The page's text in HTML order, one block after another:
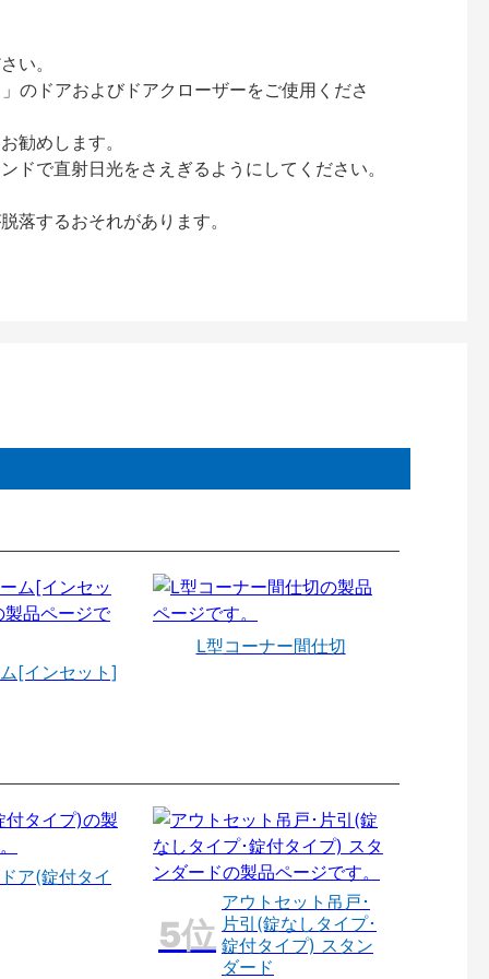
い。
のドアおよびドアクローザーをご使用くださ
勧めします。
で直射日光をさえぎるようにしてください。
するおそれがあります。
[インセット]
L型コーナー間仕切
ア(錠付タイ
アウトセット吊戸･
片引(錠なしタイプ･
錠付タイプ) スタン
ダード